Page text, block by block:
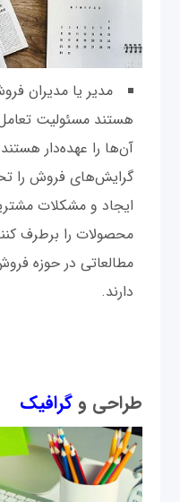
‌مدیر یا مدیران
هستند مسئولیت تعامل
آن‌ها را عهده‌دار
گرایش‌های فروش را
ایجاد و مشکلات
محصولات را برطرف
مطالعاتی در حوزه
دارند.
طراحی وگرافیک